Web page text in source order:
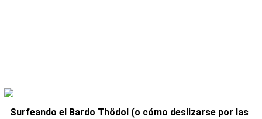
Surfeando el Bardo Thödol (o cómo deslizarse por las